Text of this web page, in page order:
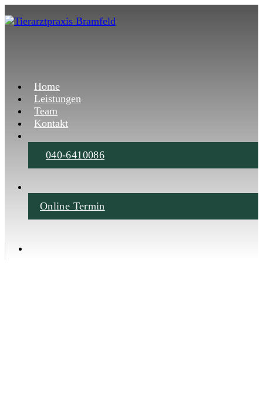
Home
Leistungen
Team
Kontakt
040-6410086
Online Termin